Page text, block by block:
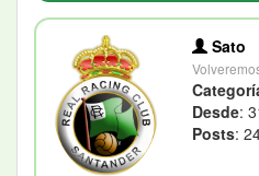
Sato
Desde:
Posts: